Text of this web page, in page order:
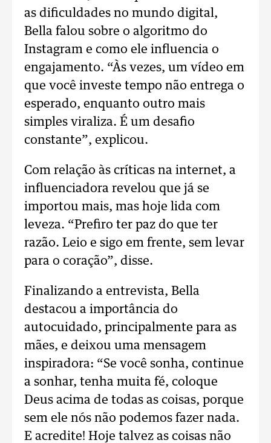
as dificuldades no mundo digital,
Bella falou sobre o algoritmo do
Instagram e como ele influencia o
engajamento. “Às vezes, um vídeo em
que você investe tempo não entrega o
esperado, enquanto outro mais
simples viraliza. É um desafio
constante”, explicou.
Com relação às críticas na internet, a
influenciadora revelou que já se
importou mais, mas hoje lida com
leveza. “Prefiro ter paz do que ter
razão. Leio e sigo em frente, sem levar
para o coração”, disse.
Finalizando a entrevista, Bella
destacou a importância do
autocuidado, principalmente para as
mães, e deixou uma mensagem
inspiradora: “Se você sonha, continue
a sonhar, tenha muita fé, coloque
Deus acima de todas as coisas, porque
sem ele nós não podemos fazer nada.
E acredite! Hoje talvez as coisas não